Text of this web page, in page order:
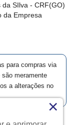
e Clique-
SIlva - CRF(GO)
da Empresa
para compras via
meramente
a alterações no
×